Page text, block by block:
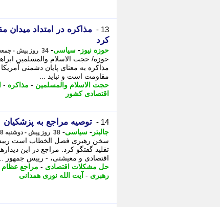
13 -
مذاکره در امتداد میدان
کرد
حوزه نیوز - سیاسی- 34 روز پیش - جمعه 12 تیر 1405، 14:07
حوزه/ حجت الاسلام والمسلمین
مذاکره به معنای پایان دشمنی
مقاومت است و نباید ...
حجت الاسلام والمسلمین - مذاکره -
اقتصادی کشور
14 - توصیه مراجع به
جالبتر - سیاسی- 38 روز پیش - دوشنبه 8 تیر 1405، 13:47
سخن رهبری فصل الخطاب است
تقلید گفتگو کرد. مراجع در این
اقتصادی و معیشتی، - رییس جمهور ...
حل مشکلات اقتصادی - مراجع عظام
رهبری - آیت الله نوری همدانی